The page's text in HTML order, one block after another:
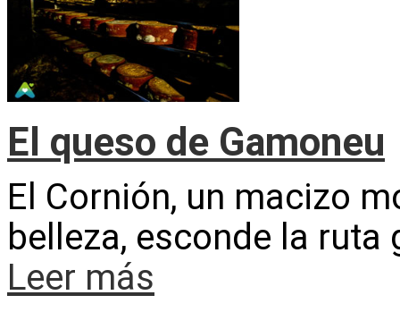
El queso de Gamoneu
El Cornión, un macizo
belleza, esconde la
Leer más